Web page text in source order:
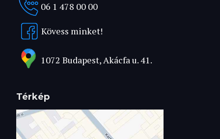
06 1 478 00 00
Kövess minket!
1072 Budapest, Akácfa u. 41.
Térkép